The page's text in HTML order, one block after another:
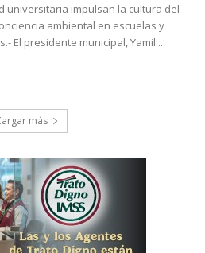
universitaria impulsan la cultura del
ambiental en escuelas y
El presidente municipal, Yamil...
más